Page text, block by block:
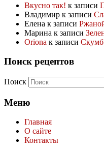
Вкусно так! к записи
Владимир к записи
Елена к записи
Марина к записи
Oriona к записи
Поиск рецептов
Поиск
Меню
Главная
О сайте
Контакты